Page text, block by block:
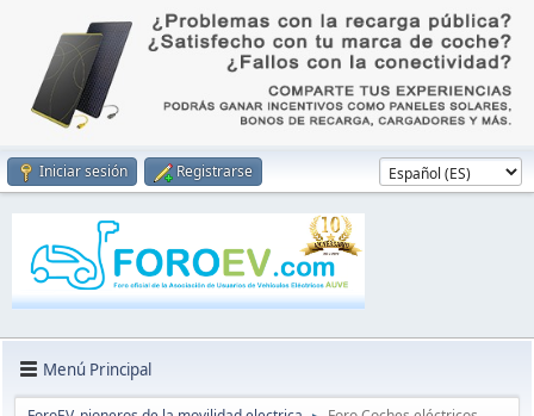
Iniciar sesión Registrarse
Menú Principal